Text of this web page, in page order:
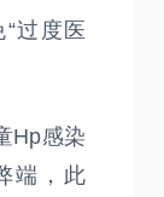
过度医
Hp感染
端，此